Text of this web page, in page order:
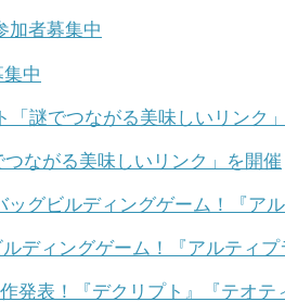
中
ながる美味しいリンク」を開催
ディングゲーム！『アルティプ